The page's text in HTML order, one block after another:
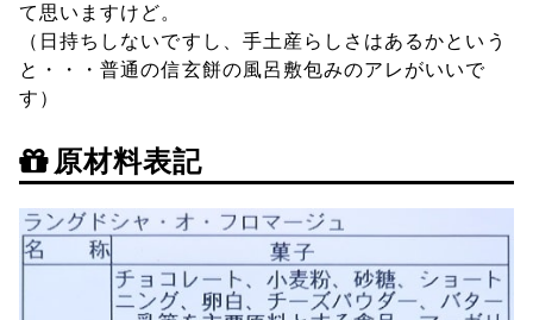
て思いますけど。
（日持ちしないですし、手土産らしさはあるかという
と・・・普通の信玄餅の風呂敷包みのアレがいいで
す）
原材料表記